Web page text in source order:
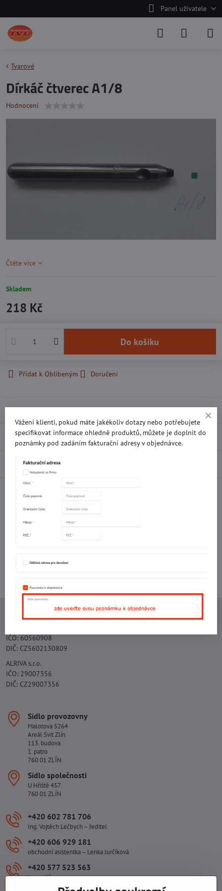
Panel uživatele
Tvarové
Dírkáč čtverec A1/8
Hodnocení
Čtěte více
Skladem
218 Kč
Do košíku
Přidat k Oblíbeným Doručení
Popis
Recenze 0
Diskuse 0
Facebook TwitterBluesky
Potřebujete poradit s objednávkou?
Kontaktujte nás:
+420 577 523 563
Ing. Vojtěch Lečbych - IVL
IČO: 60560908
DIČ: CZ5602130809
ALRIVA s.r.o.
IČO: 29007356
DIČ: CZ29007356
Sídlo provozovny
Malotova 5264
Areál Svit Zlín
113. budova
1. patro
760 01 ZLÍN
Sídlo společnosti
U Hřiště 457
760 01 ZLÍN
+420 602 781 706
Ing. Vojtěch Lečbych – ředitel
+420 606 929 181
obchodní asistentka – Lenka Jurčíková
+420 577 523 563
kancelář
Vážení klienti, pokud máte jakékoliv dotazy nebo potřebujete
specifikovat informace ohledně produktů, můžete je doplnit do
poznámky pod zadáním fakturační adresy v objednávce.